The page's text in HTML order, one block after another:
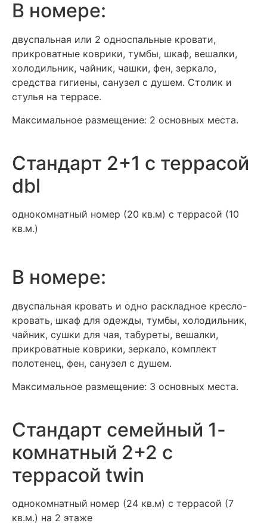
В номере:
двуспальная или 2 односпальные кровати,
прикроватные коврики, тумбы, шкаф, вешалки,
холодильник, чайник, чашки, фен, зеркало,
средства гигиены, санузел с душем. Столик и
стулья на террасе.
Максимальное размещение: 2 основных места.
Стандарт 2+1 с террасой
dbl
однокомнатный номер (20 кв.м) с террасой (10
кв.м.)
В номере:
двуспальная кровать и одно раскладное кресло-
кровать, шкаф для одежды, тумбы, холодильник,
чайник, сушки для чая, табуреты, вешалки,
прикроватные коврики, зеркало, комплект
полотенец, фен, санузел с душем.
Максимальное размещение: 3 основных места.
Стандарт семейный 1-
комнатный 2+2 с
террасой twin
однокомнатный номер (24 кв.м) с террасой (7
кв.м.) на 2 этаже